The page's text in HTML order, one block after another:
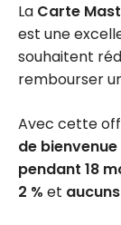
La Carte
est une
souhaitent
rembourser
Avec cette
de
pendant 18
2 % et